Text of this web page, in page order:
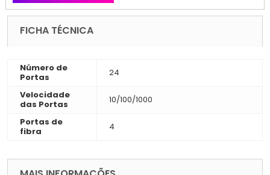
FICHA TÉCNICA
Número de
Portas
24
Velocidade
das Portas
10/100/1000
Portas de
fibra
4